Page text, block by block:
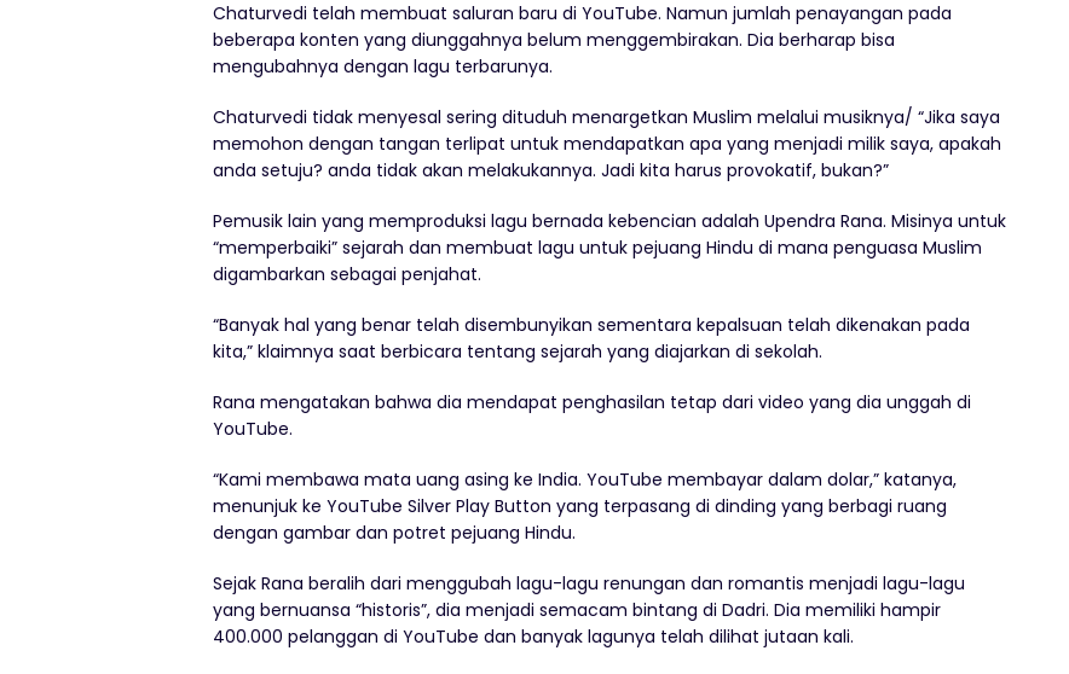
Chaturvedi telah membuat saluran baru di YouTube. Namun jumlah penayangan pada
beberapa konten yang diunggahnya belum menggembirakan. Dia berharap bisa
mengubahnya dengan lagu terbarunya.
Chaturvedi tidak menyesal sering dituduh menargetkan Muslim melalui musiknya/ “Jika saya
memohon dengan tangan terlipat untuk mendapatkan apa yang menjadi milik saya, apakah
anda setuju? anda tidak akan melakukannya. Jadi kita harus provokatif, bukan?”
Pemusik lain yang memproduksi lagu bernada kebencian adalah Upendra Rana. Misinya untuk
“memperbaiki” sejarah dan membuat lagu untuk pejuang Hindu di mana penguasa Muslim
digambarkan sebagai penjahat.
“Banyak hal yang benar telah disembunyikan sementara kepalsuan telah dikenakan pada
kita,” klaimnya saat berbicara tentang sejarah yang diajarkan di sekolah.
Rana mengatakan bahwa dia mendapat penghasilan tetap dari video yang dia unggah di
YouTube.
“Kami membawa mata uang asing ke India. YouTube membayar dalam dolar,” katanya,
menunjuk ke YouTube Silver Play Button yang terpasang di dinding yang berbagi ruang
dengan gambar dan potret pejuang Hindu.
Sejak Rana beralih dari menggubah lagu-lagu renungan dan romantis menjadi lagu-lagu
yang bernuansa “historis”, dia menjadi semacam bintang di Dadri. Dia memiliki hampir
400.000 pelanggan di YouTube dan banyak lagunya telah dilihat jutaan kali.